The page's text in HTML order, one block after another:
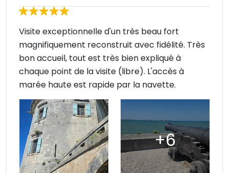
Visite exceptionnelle d'un très beau fort
magnifiquement reconstruit avec fidélité. Très
bon accueil, tout est très bien expliqué à
chaque point de la visite (libre). L'accès à
marée haute est rapide par la navette.